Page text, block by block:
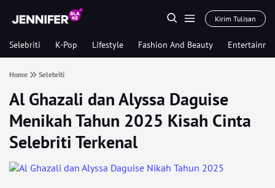
Kirim Tulisan
Selebriti K-Pop Lifestyle Fashion And Beauty
Home Selebriti
Al Ghazali dan Alyssa Daguise
Menikah Tahun 2025 Kisah Cinta
Selebriti Terkenal